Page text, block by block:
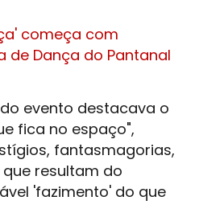
começa com
de Dança do Pantanal
evento destacava o
fica no espaço",
fantasmagorias,
resultam do
'fazimento' do que